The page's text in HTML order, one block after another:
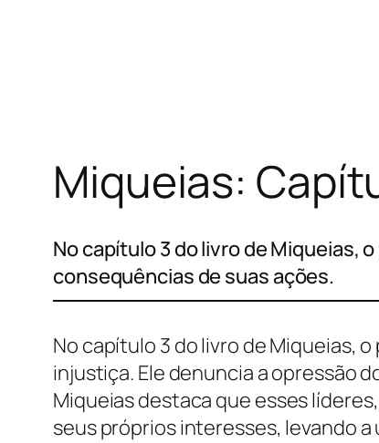
conteúdo
Miqueias:
No capítulo 3 do livro de Miqueias,
consequências de suas ações.
No capítulo 3 do livro de Miqueias,
injustiça. Ele denuncia a opressão
Miqueias destaca que esses
seus próprios interesses, levando